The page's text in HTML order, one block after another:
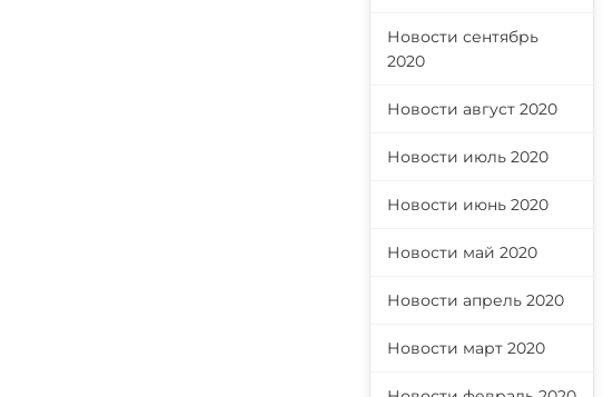
Новости сентябрь
2020
Новости август 2020
Новости июль 2020
Новости июнь 2020
Новости май 2020
Новости апрель 2020
Новости март 2020